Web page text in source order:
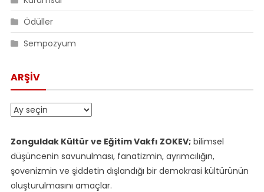
Ödüller
Sempozyum
ARŞIV
Arşiv
Zonguldak Kültür ve Eğitim Vakfı ZOKEV;bilimsel
düşüncenin savunulması, fanatizmin, ayrımcılığın,
şovenizmin ve şiddetin dışlandığı bir demokrasi kültürünün
oluşturulmasını amaçlar.